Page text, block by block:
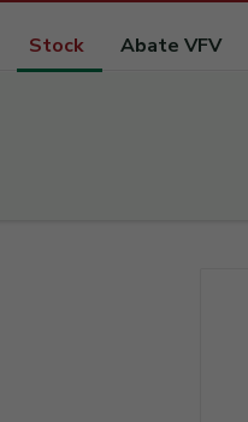
Stock Abate VFV